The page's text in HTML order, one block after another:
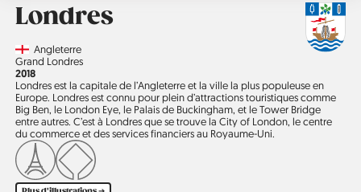
Londres
CountryAngleterre
Région
Grand Londres
Année
2018
Londres est la capitale de l’Angleterre et la ville la plus populeuse en
Europe. Londres est connu pour plein d’attractions touristiques comme
Big Ben, le London Eye, le Palais de Buckingham, et le Tower Bridge
entre autres. C’est à Londres que se trouve la City of London, le centre
du commerce et des services financiers au Royaume-Uni.